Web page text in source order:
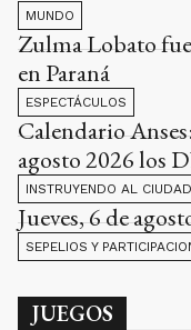
MUNDO
Zulma Lobato
en Paraná
ESPECTÁCULOS
Calendario
agosto 2026 los
INSTRUYENDO AL
Jueves, 6 de
SEPELIOS Y
JUEGOS